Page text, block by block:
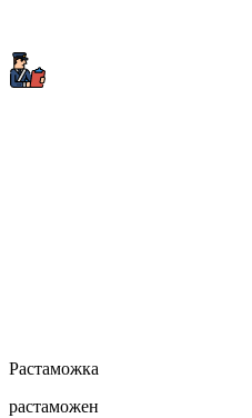
Растаможка
растаможен